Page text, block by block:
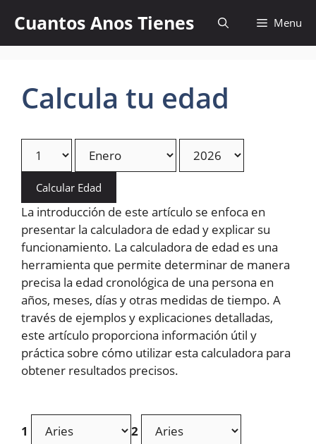
content
Cuantos Anos Tienes Menu
Calcula tu edad
Calcular Edad
La introducción de este artículo se enfoca en
presentar la calculadora de edad y explicar su
funcionamiento. La calculadora de edad es una
herramienta que permite determinar de manera
precisa la edad cronológica de una persona en
años, meses, días y otras medidas de tiempo. A
través de ejemplos y explicaciones detalladas,
este artículo proporciona información útil y
práctica sobre cómo utilizar esta calculadora para
obtener resultados precisos.
1 2